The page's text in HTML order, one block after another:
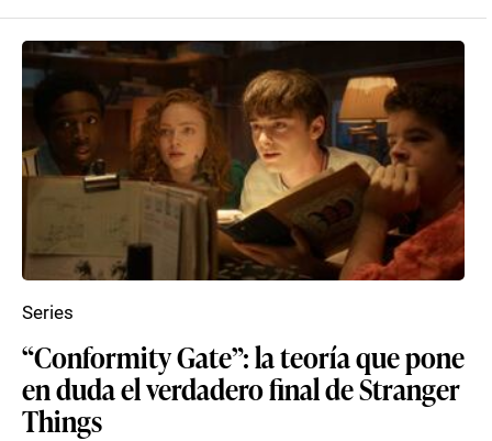
“Conformity Gate”: la teoría que pone
en duda el verdadero final de Stranger
Things
Series